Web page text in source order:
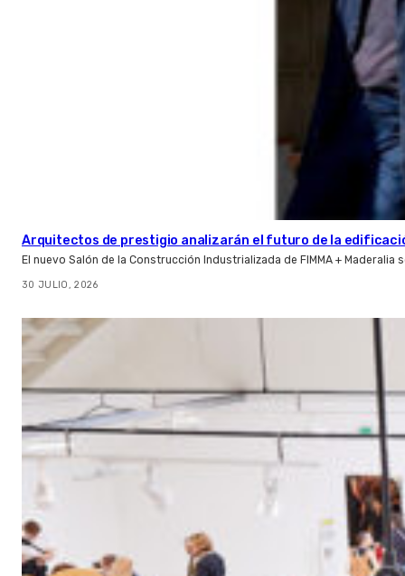
Arquitectos de prestigio analizarán el futuro de la
El nuevo Salón de la Construcción Industrializada de FIMMA +
30 JULIO, 2026